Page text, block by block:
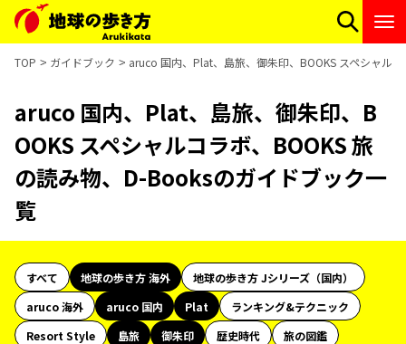
TOP ガイドブック aruco 国内、Plat、島旅、御朱印、BOOKS スペシャル
aruco 国内、Plat、島旅、御朱印、B
OOKS スペシャルコラボ、BOOKS 旅
の読み物、D-Booksのガイドブック一
覧
すべて 地球の歩き方 海外
地球の歩き方 Jシリーズ（国内）
aruco 海外
aruco 国内 Plat
ランキング&テクニック
Resort Style
島旅 御朱印 歴史時代
旅の図鑑